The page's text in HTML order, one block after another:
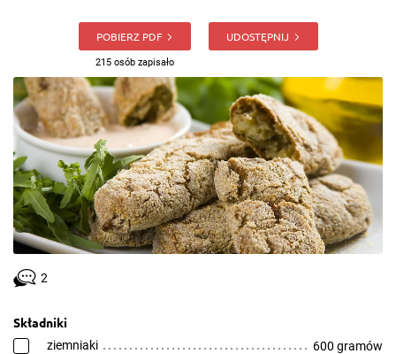
POBIERZ PDF
215 osób zapisało
UDOSTĘPNIJ
2
Składniki
ziemniaki 600 gramów